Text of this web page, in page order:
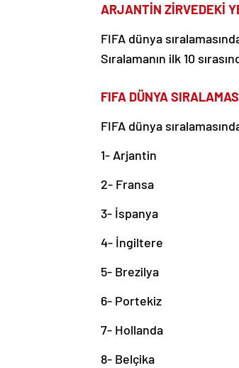
ARJANTİN ZİRVEDEKİ
FIFA dünya
Sıralamanın ilk 10
FIFA DÜNYA
FIFA dünya
1- Arjantin
2- Fransa
3- İspanya
4- İngiltere
5- Brezilya
6- Portekiz
7- Hollanda
8- Belçika